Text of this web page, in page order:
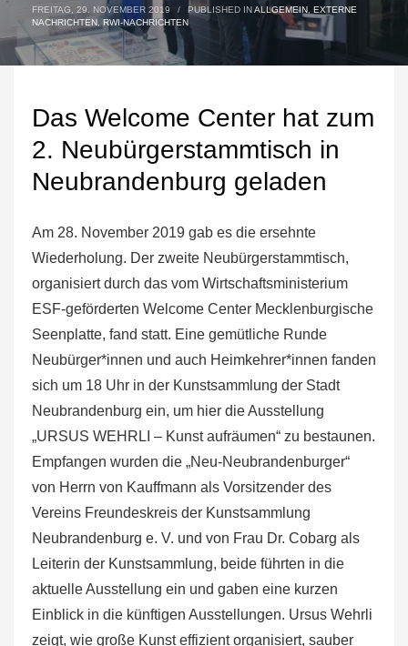
FREITAG, 29. NOVEMBER 2019 / PUBLISHED INALLGEMEIN EXTERNE
NACHRICHTEN RWI-NACHRICHTEN
Das Welcome Center hat zum
2. Neubürgerstammtisch in
Neubrandenburg geladen
Am 28. November 2019 gab es die ersehnte
Wiederholung. Der zweite Neubürgerstammtisch,
organisiert durch das vom Wirtschaftsministerium
ESF-geförderten Welcome Center Mecklenburgische
Seenplatte, fand statt. Eine gemütliche Runde
Neubürger*innen und auch Heimkehrer*innen fanden
sich um 18 Uhr in der Kunstsammlung der Stadt
Neubrandenburg ein, um hier die Ausstellung
„URSUS WEHRLI – Kunst aufräumen“ zu bestaunen.
Empfangen wurden die „Neu-Neubrandenburger“
von Herrn von Kauffmann als Vorsitzender des
Vereins Freundeskreis der Kunstsammlung
Neubrandenburg e. V. und von Frau Dr. Cobarg als
Leiterin der Kunstsammlung, beide führten in die
aktuelle Ausstellung ein und gaben eine kurzen
Einblick in die künftigen Ausstellungen. Ursus Wehrli
zeigt, wie große Kunst effizient organisiert, sauber